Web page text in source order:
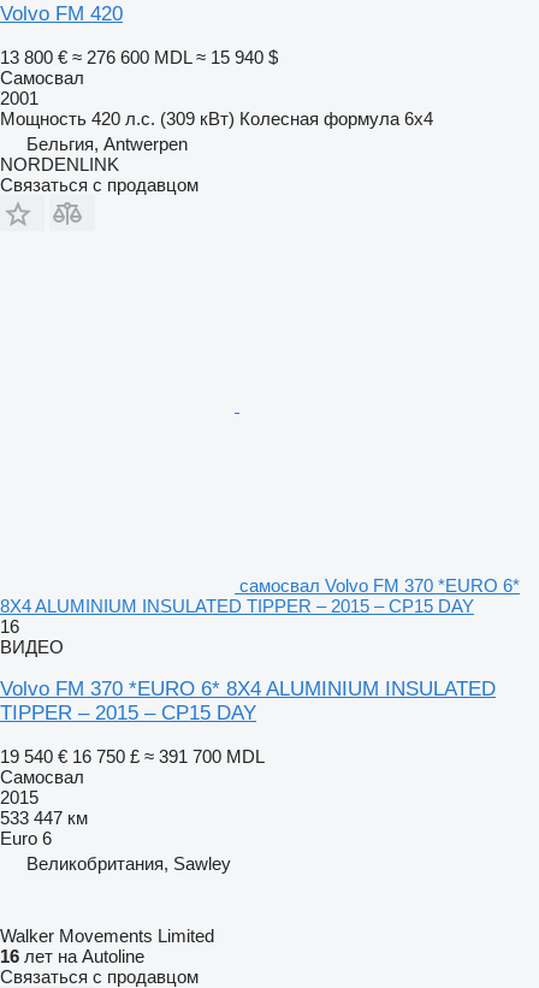
Volvo FM 420
13 800 € ≈ 276 600 MDL ≈ 15 940 $
Самосвал
2001
Мощность 420 л.с. (309 кВт) Колесная формула 6x4
Бельгия, Antwerpen
NORDENLINK
Связаться с продавцом
самосвал Volvo FM 370 *EURO 6*
8X4 ALUMINIUM INSULATED TIPPER – 2015 – CP15 DAY
16
ВИДЕО
Volvo FM 370 *EURO 6* 8X4 ALUMINIUM INSULATED
TIPPER – 2015 – CP15 DAY
19 540 € 16 750 £ ≈ 391 700 MDL
Самосвал
2015
533 447 км
Euro 6
Великобритания, Sawley
Walker Movements Limited
16 лет на Autoline
Связаться с продавцом